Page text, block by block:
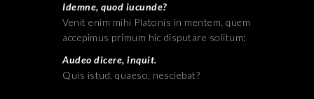
Idemne, quod iucunde?
Venit enim mihi Platonis in mentem, quem
accepimus primum hic disputare solitum;
Audeo dicere, inquit.
Quis istud, quaeso, nesciebat?